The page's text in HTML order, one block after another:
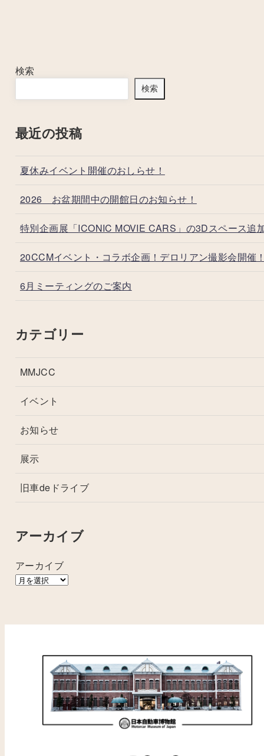
検索
検索
最近の投稿
夏休みイベント開催のおしらせ！
2026 お盆期間中の開館日のお知らせ！
特別企画展「ICONIC MOVIE CARS」の3Dスペース追
20CCMイベント・コラボ企画！デロリアン撮影会開催
6月ミーティングのご案内
カテゴリー
MMJCC
イベント
お知らせ
展示
旧車deドライブ
アーカイブ
アーカイブ